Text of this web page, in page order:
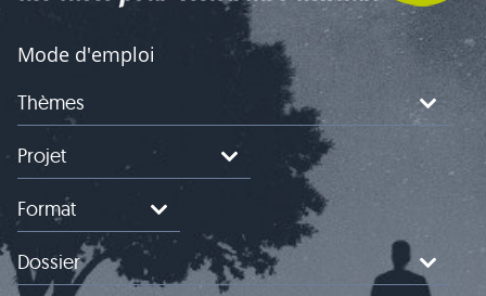
Mode d'emploi
Thèmes
Projet
Format
Dossier